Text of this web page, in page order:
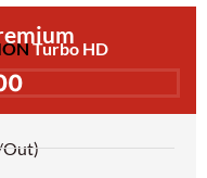
Turbo HD
Out)